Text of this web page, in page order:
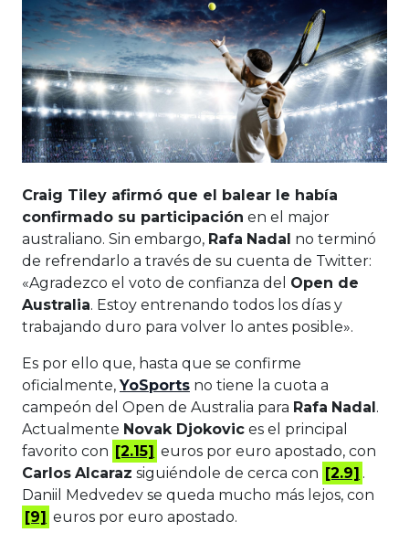
Craig Tiley afirmó que el balear le había
confirmado su participación en el major
australiano. Sin embargo, Rafa Nadal no terminó
de refrendarlo a través de su cuenta de Twitter:
«Agradezco el voto de confianza del Open de
Australia. Estoy entrenando todos los días y
trabajando duro para volver lo antes posible».
Es por ello que, hasta que se confirme
oficialmente,YoSports no tiene la cuota a
campeón del Open de Australia para Rafa Nadal.
Actualmente Novak Djokovic es el principal
favorito con [2.15] euros por euro apostado, con
Carlos Alcaraz siguiéndole de cerca con [2.9] .
Daniil Medvedev se queda mucho más lejos, con
[9] euros por euro apostado.